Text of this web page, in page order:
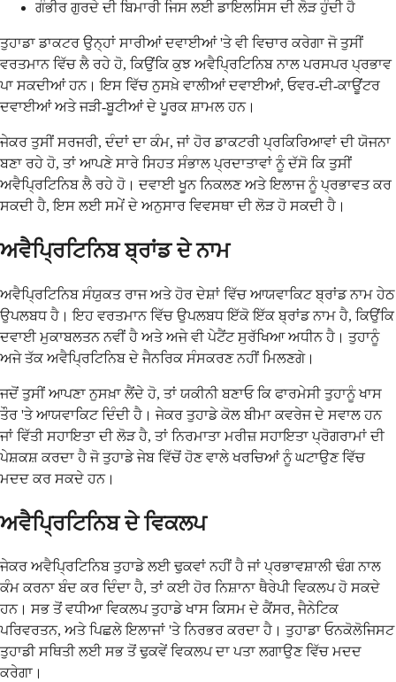
ਗੰਭੀਰ ਗੁਰਦੇ ਦੀ ਬਿਮਾਰੀ ਜਿਸ ਲਈ ਡਾਇਲਸਿਸ ਦੀ ਲੋੜ ਹੁੰਦੀ ਹੈ
ਤੁਹਾਡਾ ਡਾਕਟਰ ਉਨ੍ਹਾਂ ਸਾਰੀਆਂ ਦਵਾਈਆਂ 'ਤੇ ਵੀ ਵਿਚਾਰ ਕਰੇਗਾ ਜੋ ਤੁਸੀਂ
ਵਰਤਮਾਨ ਵਿੱਚ ਲੈ ਰਹੇ ਹੋ, ਕਿਉਂਕਿ ਕੁਝ ਅਵੈਪ੍ਰਿਟਿਨਿਬ ਨਾਲ ਪਰਸਪਰ ਪ੍ਰਭਾਵ
ਪਾ ਸਕਦੀਆਂ ਹਨ। ਇਸ ਵਿੱਚ ਨੁਸਖ਼ੇ ਵਾਲੀਆਂ ਦਵਾਈਆਂ, ਓਵਰ-ਦੀ-ਕਾਊਂਟਰ
ਦਵਾਈਆਂ ਅਤੇ ਜੜੀ-ਬੂਟੀਆਂ ਦੇ ਪੂਰਕ ਸ਼ਾਮਲ ਹਨ।
ਜੇਕਰ ਤੁਸੀਂ ਸਰਜਰੀ, ਦੰਦਾਂ ਦਾ ਕੰਮ, ਜਾਂ ਹੋਰ ਡਾਕਟਰੀ ਪ੍ਰਕਿਰਿਆਵਾਂ ਦੀ ਯੋਜਨਾ
ਬਣਾ ਰਹੇ ਹੋ, ਤਾਂ ਆਪਣੇ ਸਾਰੇ ਸਿਹਤ ਸੰਭਾਲ ਪ੍ਰਦਾਤਾਵਾਂ ਨੂੰ ਦੱਸੋ ਕਿ ਤੁਸੀਂ
ਅਵੈਪ੍ਰਿਟਿਨਿਬ ਲੈ ਰਹੇ ਹੋ। ਦਵਾਈ ਖੂਨ ਨਿਕਲਣ ਅਤੇ ਇਲਾਜ ਨੂੰ ਪ੍ਰਭਾਵਤ ਕਰ
ਸਕਦੀ ਹੈ, ਇਸ ਲਈ ਸਮੇਂ ਦੇ ਅਨੁਸਾਰ ਵਿਵਸਥਾ ਦੀ ਲੋੜ ਹੋ ਸਕਦੀ ਹੈ।
ਅਵੈਪ੍ਰਿਟਿਨਿਬ ਬ੍ਰਾਂਡ ਦੇ ਨਾਮ
ਅਵੈਪ੍ਰਿਟਿਨਿਬ ਸੰਯੁਕਤ ਰਾਜ ਅਤੇ ਹੋਰ ਦੇਸ਼ਾਂ ਵਿੱਚ ਆਯਵਾਕਿਟ ਬ੍ਰਾਂਡ ਨਾਮ ਹੇਠ
ਉਪਲਬਧ ਹੈ। ਇਹ ਵਰਤਮਾਨ ਵਿੱਚ ਉਪਲਬਧ ਇੱਕੋ ਇੱਕ ਬ੍ਰਾਂਡ ਨਾਮ ਹੈ, ਕਿਉਂਕਿ
ਦਵਾਈ ਮੁਕਾਬਲਤਨ ਨਵੀਂ ਹੈ ਅਤੇ ਅਜੇ ਵੀ ਪੇਟੈਂਟ ਸੁਰੱਖਿਆ ਅਧੀਨ ਹੈ। ਤੁਹਾਨੂੰ
ਅਜੇ ਤੱਕ ਅਵੈਪ੍ਰਿਟਿਨਿਬ ਦੇ ਜੈਨਰਿਕ ਸੰਸਕਰਣ ਨਹੀਂ ਮਿਲਣਗੇ।
ਜਦੋਂ ਤੁਸੀਂ ਆਪਣਾ ਨੁਸਖ਼ਾ ਲੈਂਦੇ ਹੋ, ਤਾਂ ਯਕੀਨੀ ਬਣਾਓ ਕਿ ਫਾਰਮੇਸੀ ਤੁਹਾਨੂੰ ਖਾਸ
ਤੌਰ 'ਤੇ ਆਯਵਾਕਿਟ ਦਿੰਦੀ ਹੈ। ਜੇਕਰ ਤੁਹਾਡੇ ਕੋਲ ਬੀਮਾ ਕਵਰੇਜ ਦੇ ਸਵਾਲ ਹਨ
ਜਾਂ ਵਿੱਤੀ ਸਹਾਇਤਾ ਦੀ ਲੋੜ ਹੈ, ਤਾਂ ਨਿਰਮਾਤਾ ਮਰੀਜ਼ ਸਹਾਇਤਾ ਪ੍ਰੋਗਰਾਮਾਂ ਦੀ
ਪੇਸ਼ਕਸ਼ ਕਰਦਾ ਹੈ ਜੋ ਤੁਹਾਡੇ ਜੇਬ ਵਿੱਚੋਂ ਹੋਣ ਵਾਲੇ ਖਰਚਿਆਂ ਨੂੰ ਘਟਾਉਣ ਵਿੱਚ
ਮਦਦ ਕਰ ਸਕਦੇ ਹਨ।
ਅਵੈਪ੍ਰਿਟਿਨਿਬ ਦੇ ਵਿਕਲਪ
ਜੇਕਰ ਅਵੈਪ੍ਰਿਟਿਨਿਬ ਤੁਹਾਡੇ ਲਈ ਢੁਕਵਾਂ ਨਹੀਂ ਹੈ ਜਾਂ ਪ੍ਰਭਾਵਸ਼ਾਲੀ ਢੰਗ ਨਾਲ
ਕੰਮ ਕਰਨਾ ਬੰਦ ਕਰ ਦਿੰਦਾ ਹੈ, ਤਾਂ ਕਈ ਹੋਰ ਨਿਸ਼ਾਨਾ ਥੈਰੇਪੀ ਵਿਕਲਪ ਹੋ ਸਕਦੇ
ਹਨ। ਸਭ ਤੋਂ ਵਧੀਆ ਵਿਕਲਪ ਤੁਹਾਡੇ ਖਾਸ ਕਿਸਮ ਦੇ ਕੈਂਸਰ, ਜੈਨੇਟਿਕ
ਪਰਿਵਰਤਨ, ਅਤੇ ਪਿਛਲੇ ਇਲਾਜਾਂ 'ਤੇ ਨਿਰਭਰ ਕਰਦਾ ਹੈ। ਤੁਹਾਡਾ ਓਨਕੋਲੋਜਿਸਟ
ਤੁਹਾਡੀ ਸਥਿਤੀ ਲਈ ਸਭ ਤੋਂ ਢੁਕਵੇਂ ਵਿਕਲਪ ਦਾ ਪਤਾ ਲਗਾਉਣ ਵਿੱਚ ਮਦਦ
ਕਰੇਗਾ।